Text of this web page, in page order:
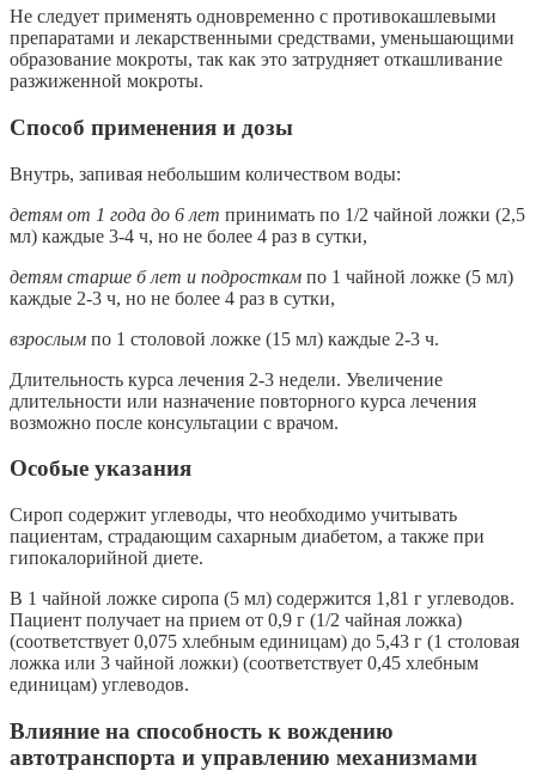
Не следует применять одновременно с противокашлевыми
препаратами и лекарственными средствами, уменьшающими
образование мокроты, так как это затрудняет откашливание
разжиженной мокроты.
Способ применения и дозы
Внутрь, запивая небольшим количеством воды:
детям от 1 года до 6 лет принимать по 1/2 чайной ложки (2,5
мл) каждые 3-4 ч, но не более 4 раз в сутки,
детям старше б лет и подросткам по 1 чайной ложке (5 мл)
каждые 2-3 ч, но не более 4 раз в сутки,
взрослым по 1 столовой ложке (15 мл) каждые 2-3 ч.
Длительность курса лечения 2-3 недели. Увеличение
длительности или назначение повторного курса лечения
возможно после консультации с врачом.
Особые указания
Сироп содержит углеводы, что необходимо учитывать
пациентам, страдающим сахарным диабетом, а также при
гипокалорийной диете.
В 1 чайной ложке сиропа (5 мл) содержится 1,81 г углеводов.
Пациент получает на прием от 0,9 г (1/2 чайная ложка)
(соответствует 0,075 хлебным единицам) до 5,43 г (1 столовая
ложка или 3 чайной ложки) (соответствует 0,45 хлебным
единицам) углеводов.
Влияние на способность к вождению
автотранспорта и управлению механизмами